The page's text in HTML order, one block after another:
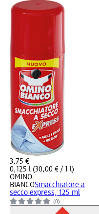
3,75 €
0,125 l (30,00 € / 1 l)
OMINO
BIANCOSmacchiatore a
secco express, 125 ml
(0)